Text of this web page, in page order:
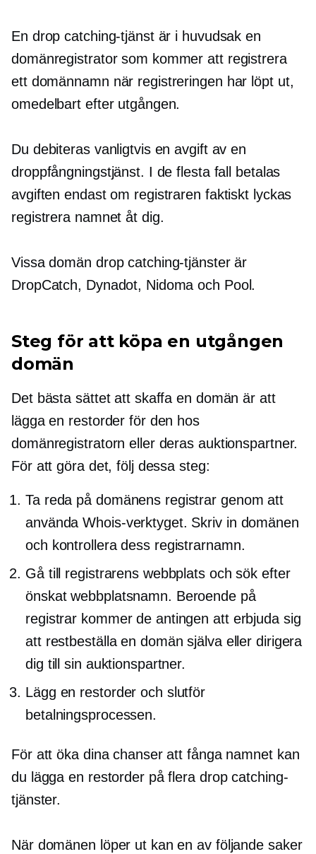
En drop catching-tjänst är i huvudsak en
domänregistrator som kommer att registrera
ett domännamn när registreringen har löpt ut,
omedelbart efter utgången.
Du debiteras vanligtvis en avgift av en
droppfångningstjänst. I de flesta fall betalas
avgiften endast om registraren faktiskt lyckas
registrera namnet åt dig.
Vissa domän drop catching-tjänster är
DropCatch, Dynadot, Nidoma och Pool.
Steg för att köpa en utgången
domän
Det bästa sättet att skaffa en domän är att
lägga en restorder för den hos
domänregistratorn eller deras auktionspartner.
För att göra det, följ dessa steg:
Ta reda på domänens registrar genom att
använda Whois-verktyget. Skriv in domänen
och kontrollera dess registrarnamn.
Gå till registrarens webbplats och sök efter
önskat webbplatsnamn. Beroende på
registrar kommer de antingen att erbjuda sig
att restbeställa en domän själva eller dirigera
dig till sin auktionspartner.
Lägg en restorder och slutför
betalningsprocessen.
För att öka dina chanser att fånga namnet kan
du lägga en restorder på flera drop catching-
tjänster.
När domänen löper ut kan en av följande saker